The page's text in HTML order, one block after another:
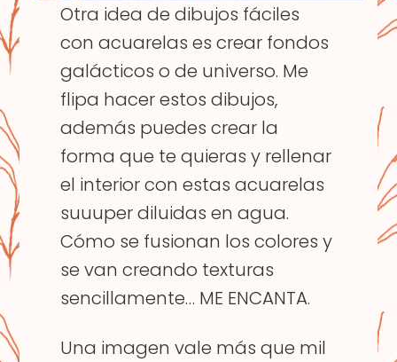
Otra idea de dibujos fáciles
con acuarelas es crear fondos
galácticos o de universo. Me
flipa hacer estos dibujos,
además puedes crear la
forma que te quieras y rellenar
el interior con estas acuarelas
suuuper diluidas en agua.
Cómo se fusionan los colores y
se van creando texturas
sencillamente… ME ENCANTA.
Una imagen vale más que mil